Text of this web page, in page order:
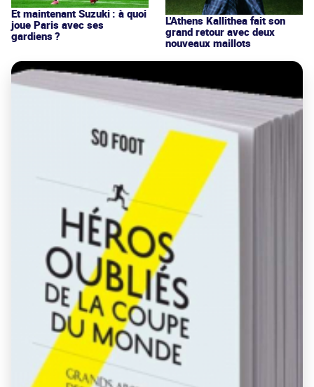
Et maintenant Suzuki : à quoi
joue Paris avec ses
gardiens ?
L'Athens Kallithea fait son
grand retour avec deux
nouveaux maillots